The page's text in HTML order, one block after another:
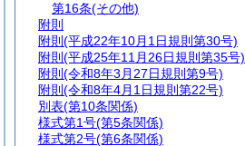
第16条(その他)
附則
附則 (平成22年10月1日規則第30号)
附則 (平成25年11月26日規則第35号)
附則 (令和8年3月27日規則第9号)
附則 (令和8年4月1日規則第22号)
別表(第10条関係)
様式第1号(第5条関係)
様式第2号(第6条関係)